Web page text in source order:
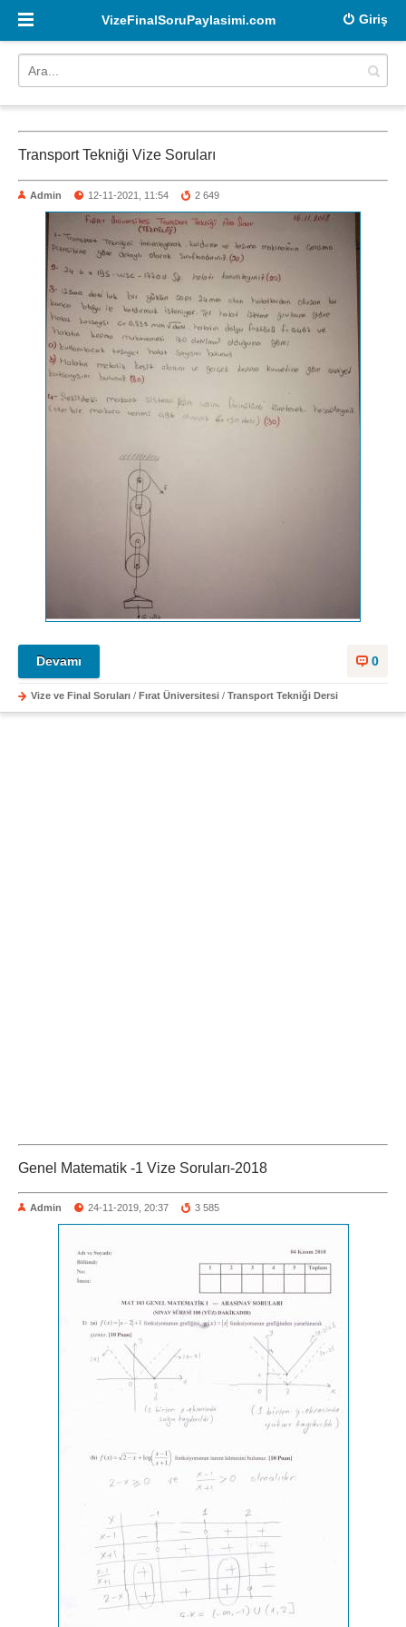
Giriş
VizeFinalSoruPaylasimi.com
Transport Tekniği Vize Soruları
Admin 12-11-2021, 11:54 2 649
0
Devamı
Vize ve Final Soruları / Fırat Üniversitesi / Transport Tekniği Dersi
Genel Matematik -1 Vize Soruları-2018
Admin 24-11-2019, 20:37 3 585